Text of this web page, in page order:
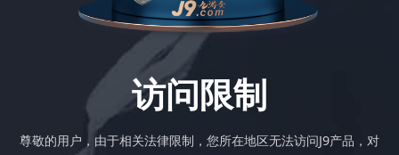
访问限制
尊敬的用户，由于相关法律限制，您所在地区无法访问J9产品，对